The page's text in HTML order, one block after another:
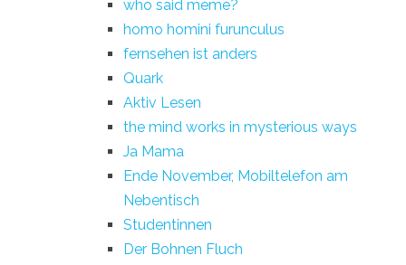
who said meme?
homo homini furunculus
fernsehen ist anders
Quark
Aktiv Lesen
the mind works in mysterious ways
Ja Mama
Ende November, Mobiltelefon am
Nebentisch
Studentinnen
Der Bohnen Fluch